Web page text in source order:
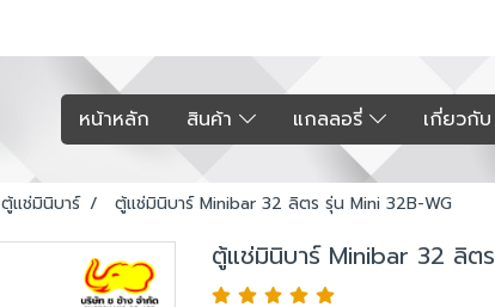
หน้าหลัก สินค้า แกลลอรี่ เกี่ยวกับ
ตู้แช่มินิบาร์ ตู้แช่มินิบาร์ Minibar 32 ลิตร รุ่น Mini 32B-WG
ตู้แช่มินิบาร์ Minibar 32 ลิต